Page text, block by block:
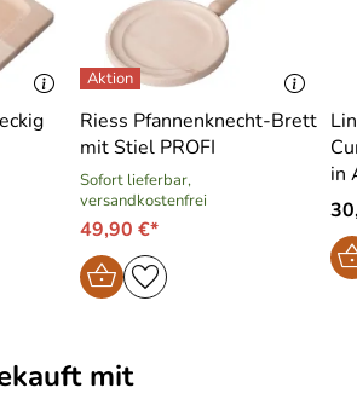
Riess Pfannenknecht-Brett
mit Stiel PROFI
Sofort lieferbar,
versandkostenfrei
49,90 €*
in
mit